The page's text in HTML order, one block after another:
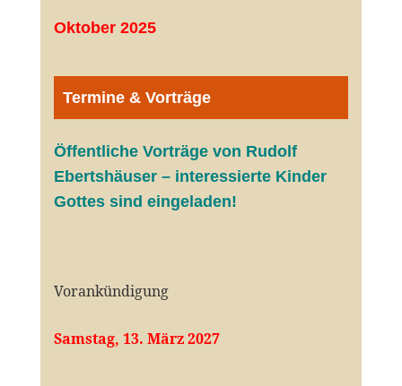
Oktober 2025
Termine & Vorträge
Öffentliche Vorträge von Rudolf
Ebertshäuser – interessierte Kinder
Gottes sind eingeladen!
Vorankündigung
Samstag, 13. März 2027